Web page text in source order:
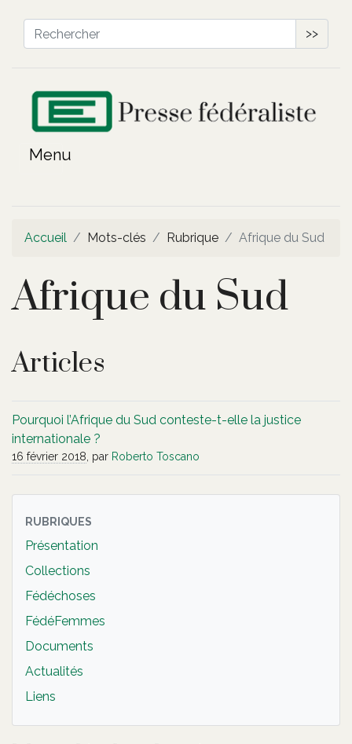
>>
Accueil Mots-clés Rubrique Afrique du Sud
Afrique du Sud
Articles
Pourquoi l’Afrique du Sud conteste-t-elle la justice
internationale ?
16 février 2018 , par Roberto Toscano
RUBRIQUES
Présentation
Collections
Fédéchoses
FédéFemmes
Documents
Actualités
Liens